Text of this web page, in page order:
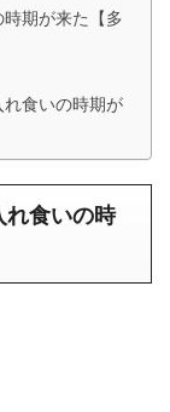
時期が来た【多
食いの時期が
れ食いの時